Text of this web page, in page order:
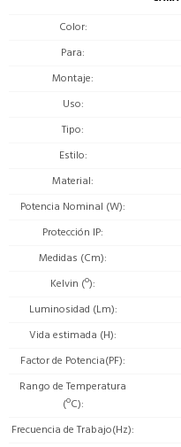
Color
Para
Montaje
Uso
Tipo
Estilo
Material
Potencia Nominal (W)
Protección IP
Medidas (Cm)
Kelvin (º)
Luminosidad (Lm)
Vida estimada (H)
Factor de Potencia(PF)
Rango de Temperatura
(ºC)
Frecuencia de Trabajo(Hz)